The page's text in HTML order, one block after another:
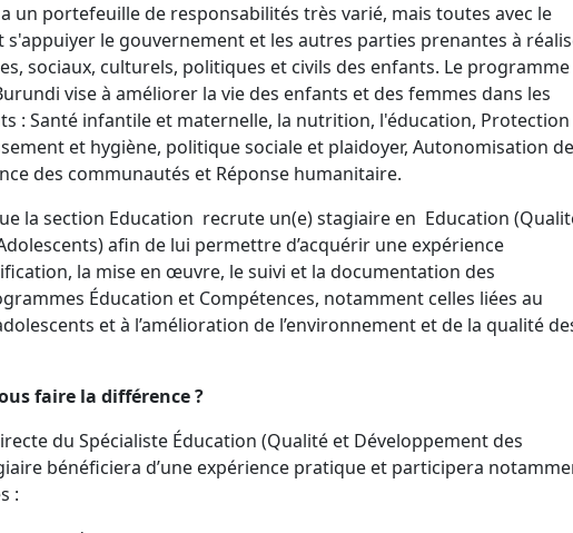
un portefeuille de responsabilités très varié, mais toutes avec le
s'appuiyer le gouvernement et les autres parties prenantes à
sociaux, culturels, politiques et civils des enfants. Le
vise à améliorer la vie des enfants et des femmes dans les
: Santé infantile et maternelle, la nutrition, l'éducation,
et hygiène, politique sociale et plaidoyer, Autonomisation
des communautés et Réponse humanitaire.
la section Education recrute un(e) stagiaire en Education
afin de lui permettre d’acquérir une expérience
la mise en œuvre, le suivi et la documentation des
Éducation et Compétences, notamment celles liées au
et à l’amélioration de l’environnement et de la qualité
faire la différence ?
du Spécialiste Éducation (Qualité et Développement des
bénéficiera d’une expérience pratique et participera
: